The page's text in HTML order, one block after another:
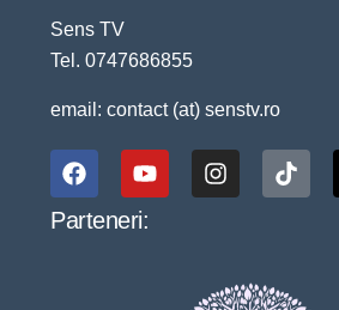
Sens TV
Tel. 0747686855
email: contact (at) senstv.ro
Parteneri: